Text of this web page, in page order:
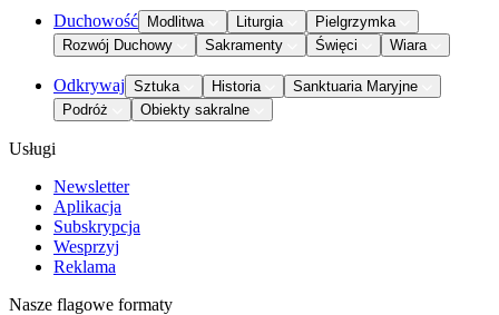
Duchowość Modlitwa Liturgia
Pielgrzymka
Rozwój Duchowy
Sakramenty Święci Wiara
Odkrywaj Sztuka Historia
Sanktuaria Maryjne
Podróż
Obiekty sakralne
Usługi
Newsletter
Aplikacja
Subskrypcja
Wesprzyj
Reklama
Nasze flagowe formaty